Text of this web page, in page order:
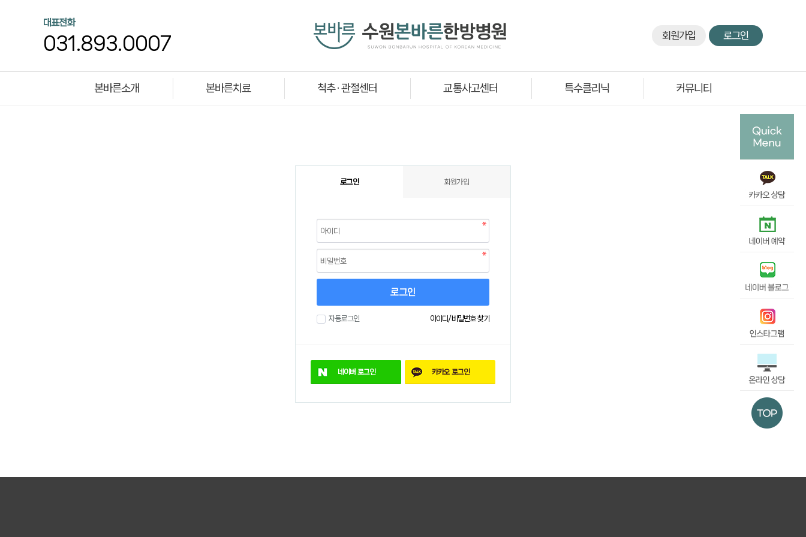
대표전화
031.893.0007 회원가입 로그인
본바른소개 본바른치료 척추 · 관절센터 교통사고센터 특수클리닉 커뮤니티
로그인 회원가입
로그인
자동로그인 아이디/비밀번호 찾기
네이버 로그인 카카오 로그인